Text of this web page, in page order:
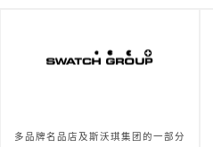
多品牌名品店及斯沃琪集团的一部分